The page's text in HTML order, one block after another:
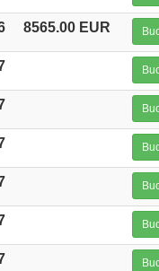
8565.00 EUR